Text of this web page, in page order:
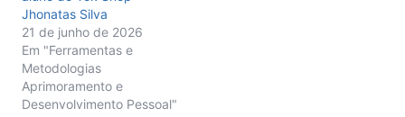
Jhonatas Silva
21 de junho de 2026
Em "Ferramentas e
Metodologias
Aprimoramento e
Desenvolvimento Pessoal"